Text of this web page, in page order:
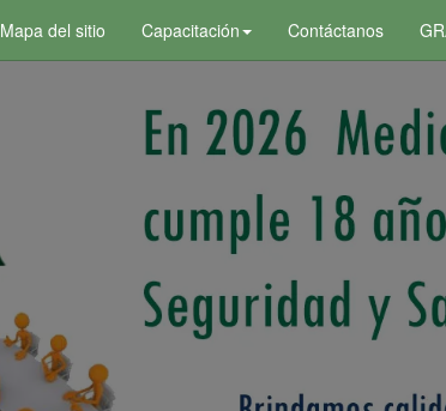
Mapa del sitio Capacitación Contáctanos